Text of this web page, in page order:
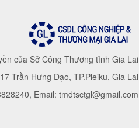
của Sở Công Thương tỉnh Gia Lai
Trần Hưng Đạo, TP.Pleiku, Gia Lai
Email: tmdtsctgl@gmail.com